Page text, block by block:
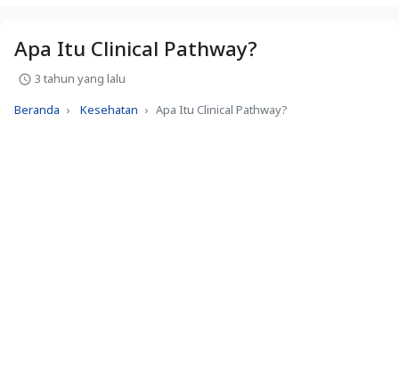
Apa Itu Clinical Pathway?
3 tahun yang lalu
Beranda
Kesehatan Apa Itu Clinical Pathway?